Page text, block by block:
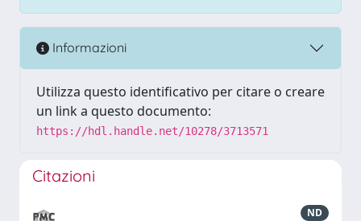
Informazioni
Utilizza questo identificativo per citare o creare
un link a questo documento:
https://hdl.handle.net/10278/3713571
Citazioni
ND